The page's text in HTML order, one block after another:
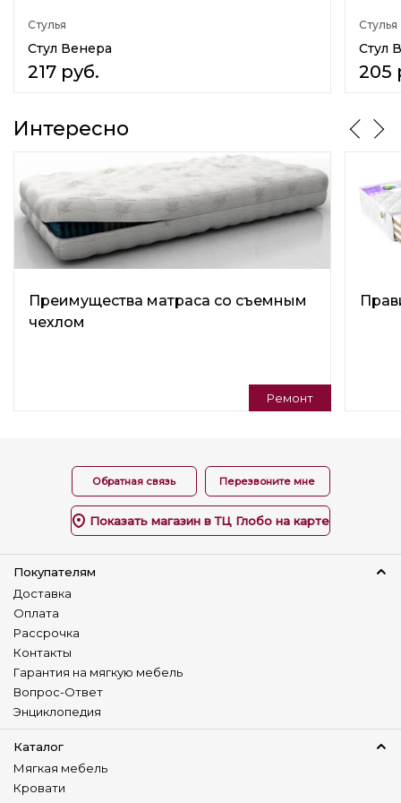
Колесики
Нет
Назначение
Для столовой
Стулья
Стул Венера
217 руб.
Стулья
Стул
205
Интересно
Преимущества матраса со съемным
чехлом
Ремонт
Обратная связь Перезвоните мне
Показать магазин в ТЦ Глобо на карте
Покупателям
Доставка
Оплата
Рассрочка
Контакты
Гарантия на мягкую мебель
Вопрос-Ответ
Энциклопедия
Каталог
Мягкая мебель
Кровати